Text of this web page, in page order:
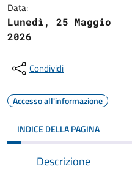
Data:
Lunedì, 25 Maggio
2026
Condividi
Accesso all'informazione
INDICE DELLA PAGINA
Descrizione